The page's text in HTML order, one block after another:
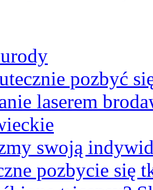
pozbyć
laserem
swoją
pozbycie się